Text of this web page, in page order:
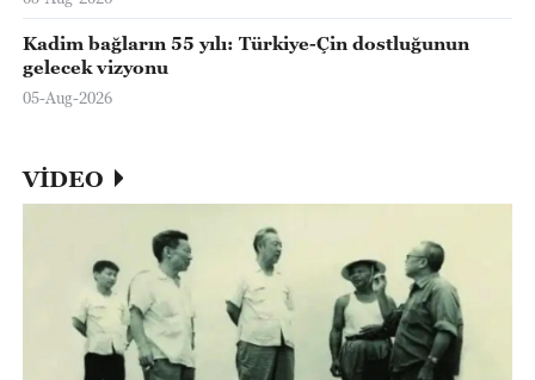
Kadim bağların 55 yılı: Türkiye-Çin dostluğunun
gelecek vizyonu
05-Aug-2026
VİDEO